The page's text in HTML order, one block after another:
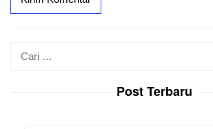
Post Terbaru